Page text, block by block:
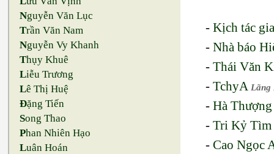
Nguyễn Văn Lục
Trần Văn Nam
Nguyễn Vy Khanh
Thụy Khuê
Liễu Trương
Lê Thị Huệ
Đặng Tiến
Song Thao
Phan Nhiên Hạo
Luân Hoán
-Kịch tác
-Nhà báo
-Thái Văn
-TchyA Lãng
-Hà
-Tri Kỷ Tìm
-Cao Ngọc